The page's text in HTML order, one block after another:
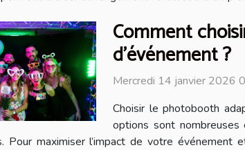
Comment
d'événement ?
Mercredi 14 janvier 2026
Choisir le photobooth
options sont
Pour maximiser l’impact de votre événement